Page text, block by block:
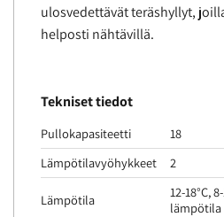
ulosvedettävät teräshyllyt,
helposti nähtävillä.
Tekniset tiedot
Pullokapasiteetti
18
Lämpötilavyöhykkeet
2
Lämpötila
12-18°C,
lämpötila